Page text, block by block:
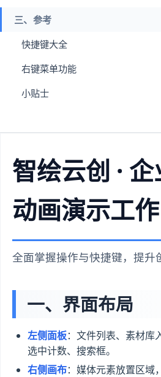
三、参考
快捷键大全
右键菜单功能
小贴士
智绘云创 ·
动画演示工
全面掌握操作与快捷键，提升
一、界面布局
左侧面板：文件列表、素材库
选中计数、搜索框。
右侧画布：媒体元素放置区域